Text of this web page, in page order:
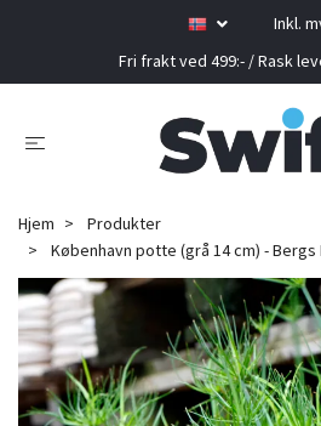
Inkl.
Fri frakt ved 499:- / Rask
Hjem
Produkter
København potte (grå 14 cm) -